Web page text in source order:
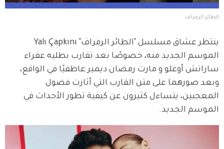
الطائر الرفراف
الموسم الجديد منه، خصوصًا بعد تقارب بطليه عفراء
ساراتش أوغلو و مارت رمضان ديمير عاطفيًا في الواقع،
وبعد صورهما على متن القارب التي أثارت فضول
المعجبين، يتساءل كثيرون عن كيفية تطور الأحداث في
الموسم الجديد.